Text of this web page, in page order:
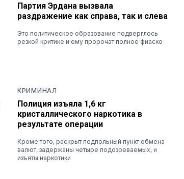
Партия Эрдана вызвала
раздражение как справа, так и слева
Это политическое образование подверглось
резкой критике и ему пророчат полное фиаско
КРИМИНАЛ
Полиция изъяла 1,6 кг
кристаллического наркотика в
результате операции
Кроме того, раскрыт подпольный пункт обмена
валют, задержаны четыре подозреваемых, и
изъяты наркотики